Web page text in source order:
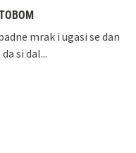
mrak i ugasi se dan
si dal...